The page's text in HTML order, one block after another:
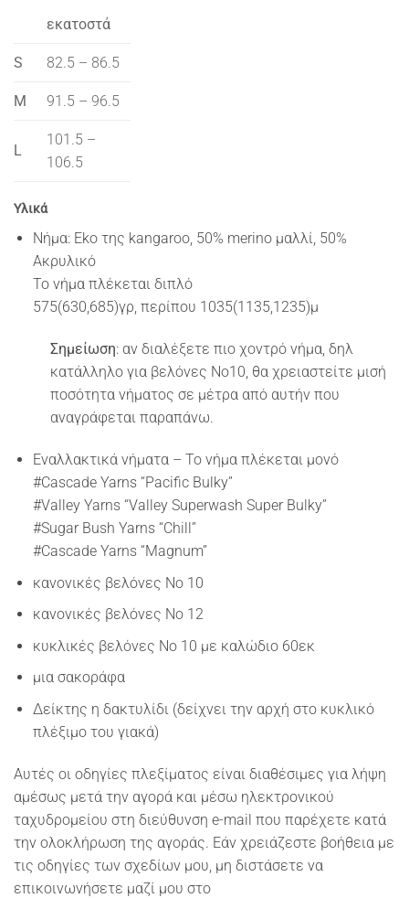
εκατοστά
S 82.5 – 86.5
M 91.5 – 96.5
L
101.5 –
106.5
Υλικά
Νήμα: Eko της kangaroo, 50% merino μαλλί, 50%
Ακρυλικό
Το νήμα πλέκεται διπλό
575(630,685)γρ, περίπου 1035(1135,1235)μ
Σημείωση: αν διαλέξετε πιο χοντρό νήμα, δηλ
κατάλληλο για βελόνες Νο10, θα χρειαστείτε μισή
ποσότητα νήματος σε μέτρα από αυτήν που
αναγράφεται παραπάνω.
Εναλλακτικά νήματα – Το νήμα πλέκεται μονό
#Cascade Yarns “Pacific Bulky”
#Valley Yarns “Valley Superwash Super Bulky”
#Sugar Bush Yarns “Chill”
#Cascade Yarns “Magnum”
κανονικές βελόνες Νο 10
κανονικές βελόνες Νο 12
κυκλικές βελόνες Νο 10 με καλώδιο 60εκ
μια σακοράφα
Δείκτης η δακτυλίδι (δείχνει την αρχή στο κυκλικό
πλέξιμο του γιακά)
Αυτές οι οδηγίες πλεξίματος είναι διαθέσιμες για λήψη
αμέσως μετά την αγορά και μέσω ηλεκτρονικού
ταχυδρομείου στη διεύθυνση e-mail που παρέχετε κατά
την ολοκλήρωση της αγοράς. Εάν χρειάζεστε βοήθεια με
τις οδηγίες των σχεδίων μου, μη διστάσετε να
επικοινωνήσετε μαζί μου στο